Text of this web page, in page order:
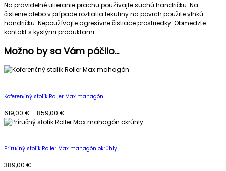
Na pravidelné utieranie prachu používajte suchú handričku. Na
čistenie alebo v prípade rozliatia tekutiny na povrch použite vlhkú
handričku. Nepoužívajte agresívne čistiace prostriedky. Obmedzte
kontakt s kyslými produktami.
Možno by sa Vám páčilo…
Koferenčný stolík Roller Max mahagón
619,00 € –859,00 €
Príručný stolík Roller Max mahagón okrúhly
389,00 €